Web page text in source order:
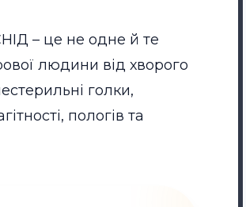
– це не одне й те
людини від хворого
голки,
пологів та